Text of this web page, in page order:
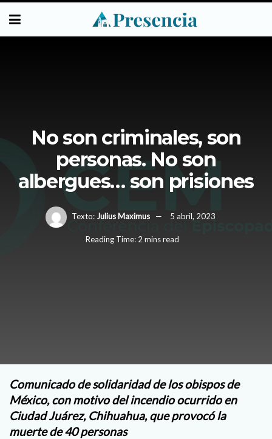
No son criminales, son
personas. No son
albergues… son prisiones
Texto: Julius Maximus 5 abril, 2023
Reading Time: 2 mins read
Comunicado de solidaridad de los obispos de
México, con motivo del incendio ocurrido en
Ciudad Juárez, Chihuahua, que provocó la
muerte de 40 personas